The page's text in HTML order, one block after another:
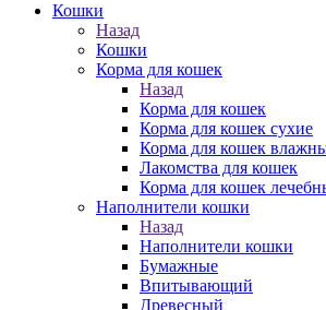
Кошки
Назад
Кошки
Корма для кошек
Назад
Корма для кошек
Корма для кошек сухие
Корма для кошек
Лакомства для кошек
Корма для кошек
Наполнители кошки
Назад
Наполнители кошки
Бумажные
Впитывающий
Древесный